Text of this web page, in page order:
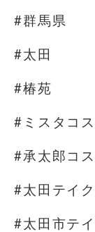
#群馬県
#太田
#椿苑
#ミスタコス
#承太郎コス
#太田テイ
#太田市テ